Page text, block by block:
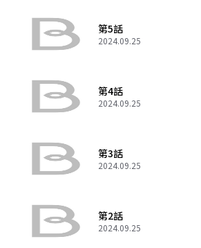
第5話
2024.09.25
第4話
2024.09.25
第3話
2024.09.25
第2話
2024.09.25